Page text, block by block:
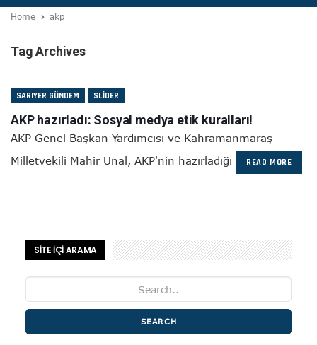
Home akp
Tag Archives
SARIYER GÜNDEM SLIDER
AKP hazırladı: Sosyal medya etik kuralları!
AKP Genel Başkan Yardımcısı ve Kahramanmaraş
Milletvekili Mahir Ünal, AKP'nin hazırladığı
READ MORE
SİTE İÇİ ARAMA
SEARCH